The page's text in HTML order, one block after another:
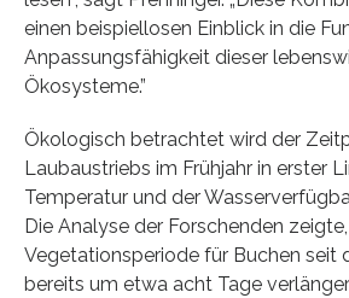
einen beispiellosen Einblick in die
Anpassungsfähigkeit dieser
Ökosysteme.”
Ökologisch betrachtet wird der
Laubaustriebs im Frühjahr in erster
Temperatur und der
Die Analyse der Forschenden
Vegetationsperiode für Buchen seit
bereits um etwa acht Tage